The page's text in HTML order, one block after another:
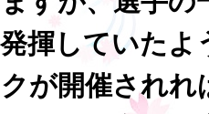
揮していたよ
が開催されれ